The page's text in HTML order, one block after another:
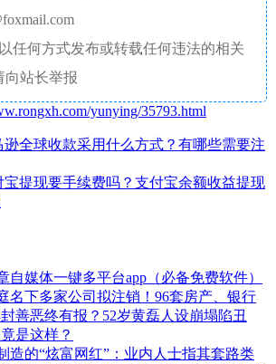
任何方式发布或转载任何违法的相关
向站长举报
yunying/35793.html
逊全球收款采用什么方式？有哪些需要注
宝提现要手续费吗？支付宝余额收益提现
自媒体一键多平台app（必备免费软件）
名下多家公司拟注销！96套房产、银行
善恶终有报？52岁黄磊人设崩塌陷丑
是这样？
造的“炫富网红”：业内人士指其套路类